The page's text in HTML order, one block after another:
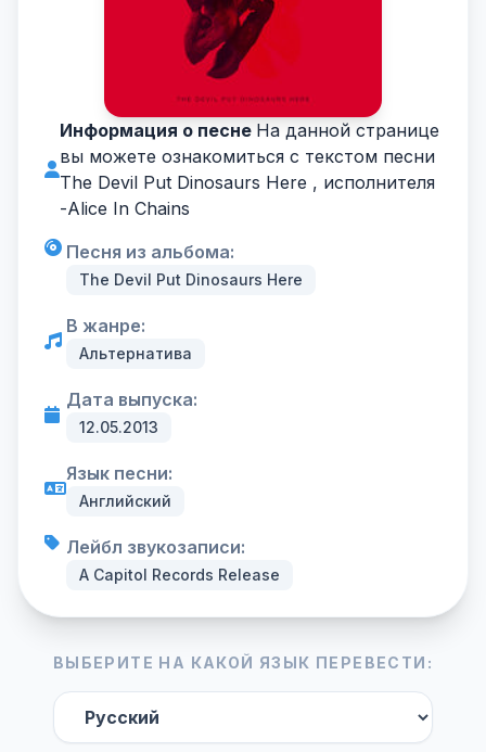
Информация о песне На данной странице
вы можете ознакомиться с текстом песни
The Devil Put Dinosaurs Here , исполнителя
-Alice In Chains
Песня из альбома:
The Devil Put Dinosaurs Here
В жанре:
Альтернатива
Дата выпуска:
12.05.2013
Язык песни:
Английский
Лейбл звукозаписи:
A Capitol Records Release
ВЫБЕРИТЕ НА КАКОЙ ЯЗЫК ПЕРЕВЕСТИ: